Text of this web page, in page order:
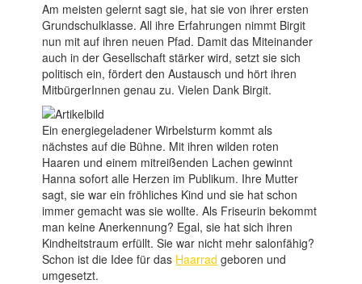
Am meisten gelernt sagt sie, hat sie von ihrer ersten
Grundschulklasse. All ihre Erfahrungen nimmt Birgit
nun mit auf ihren neuen Pfad. Damit das Miteinander
auch in der Gesellschaft stärker wird, setzt sie sich
politisch ein, fördert den Austausch und hört ihren
MitbürgerInnen genau zu. Vielen Dank Birgit.
Ein energiegeladener Wirbelsturm kommt als
nächstes auf die Bühne. Mit ihren wilden roten
Haaren und einem mitreißenden Lachen gewinnt
Hanna sofort alle Herzen im Publikum. Ihre Mutter
sagt, sie war ein fröhliches Kind und sie hat schon
immer gemacht was sie wollte. Als Friseurin bekommt
man keine Anerkennung? Egal, sie hat sich ihren
Kindheitstraum erfüllt. Sie war nicht mehr salonfähig?
Schon ist die Idee für das Haarrad geboren und
umgesetzt.